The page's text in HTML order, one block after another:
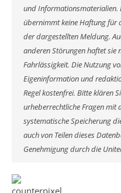
und Informationsmaterialien.
übernimmt keine Haftung für
der dargestellten Meldung.
anderen Störungen haftet sie
Fahrlässigkeit. Die Nutzung
Eigeninformation und
Regel kostenfrei. Bitte klären
urheberrechtliche Fragen mit
systematische Speicherung
auch von Teilen dieses
Genehmigung durch die